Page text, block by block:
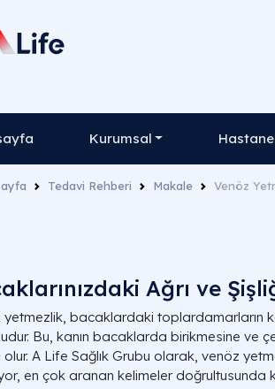
Kurumsal
Tedavi Rehberi Makale Venöz
Ağrı ve
yetmezlik, bacaklardaki toplardamarların
Bu, kanın bacaklarda birikmesine ve
olur. A Life Sağlık Grubu olarak, venöz
en çok aranan kelimeler doğrultusunda